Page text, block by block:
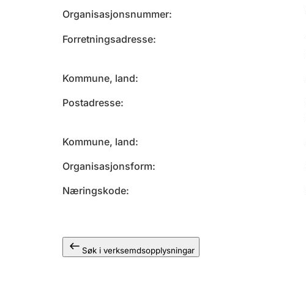
Organisasjonsnummer
Forretningsadresse
Kommune, land
Postadresse
Kommune, land
Organisasjonsform
Næringskode
Søk i verksemdsopplysningar